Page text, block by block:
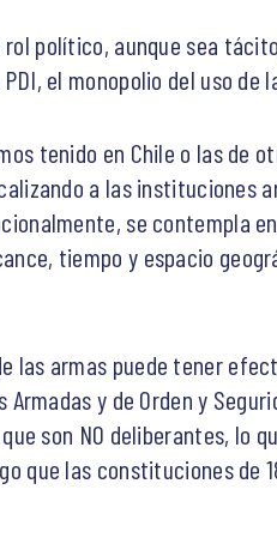
rol político, aunque sea
el monopolio del uso de
tenido en Chile o las de
a las instituciones
se contempla
tiempo y espacio
las armas puede tener
y de Orden y
son NO deliberantes, lo
que las constituciones de